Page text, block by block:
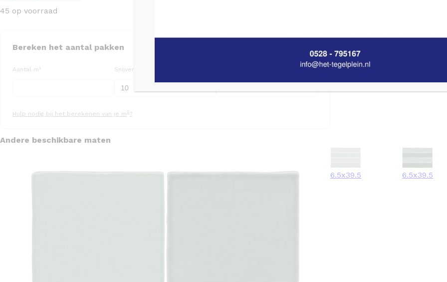
45 op voorraad
Bereken het aantal pakken
Aantal m² Snijverlies (%)
Hulp nodig bij het berekenen van je m2?
Andere beschikbare maten
6.5x39.5 6.5x39.5